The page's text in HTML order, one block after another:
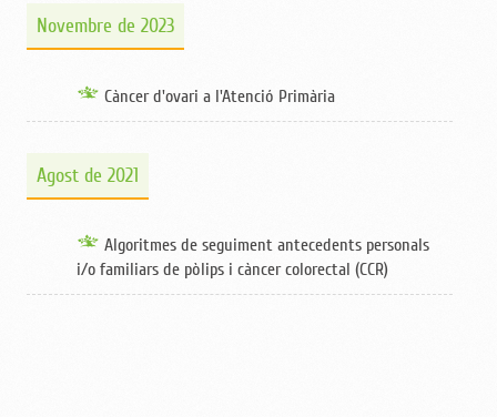
Novembre de 2023
Càncer d'ovari a l'Atenció Primària
Agost de 2021
Algoritmes de seguiment antecedents personals
i/o familiars de pòlips i càncer colorectal (CCR)